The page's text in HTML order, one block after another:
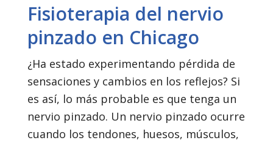
Fisioterapia del nervio
pinzado en Chicago
¿Ha estado experimentando pérdida de
sensaciones y cambios en los reflejos? Si
es así, lo más probable es que tenga un
nervio pinzado. Un nervio pinzado ocurre
cuando los tendones, huesos, músculos,